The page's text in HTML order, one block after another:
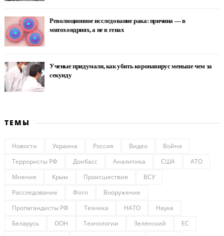
Революционное исследование рака: причина — в
митохондриях, а не в генах
Ученые придумали, как убить коронавирус меньше чем за
секунду
ТЕМЫ
Новости Украина Россия Видео
Война
Террористы РФ
Донбасс Аналитика США
АТО
Мнение
Крым Происшествия
ВСУ
Расследование
Фото
Вооружение
Пропагандисты РФ
Техника НАТО
Наука
Беларусь
ООН Технологии Зеленский
ЕС